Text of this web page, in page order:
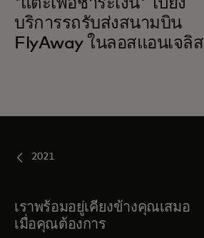
บริการรถรับส่งสนามบิน
FlyAway ในลอสแอนเจลิส
2021
เราพร้อมอยู่เคียงข้างคุณเสมอ
เมื่อคุณต้องการ